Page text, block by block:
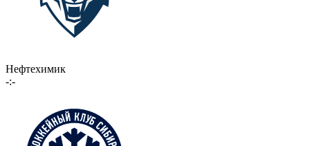
Нефтехимик
-:-